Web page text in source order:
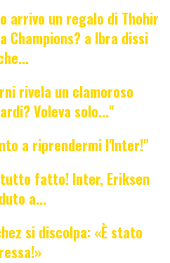
arrivo un regalo di Thohir
Champions? a Ibra dissi
rivela un clamoroso
Voleva solo..."
a riprendermi l'Inter!"
fatto! Inter, Eriksen
a...
si discolpa: «È stato